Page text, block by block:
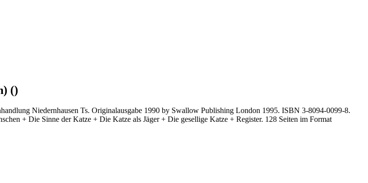
()
Niedernhausen Ts. Originalausgabe 1990 by Swallow Publishing London 1995. ISBN 3-8094-0099-8.
+ Die Sinne der Katze + Die Katze als Jäger + Die gesellige Katze + Register. 128 Seiten im Format